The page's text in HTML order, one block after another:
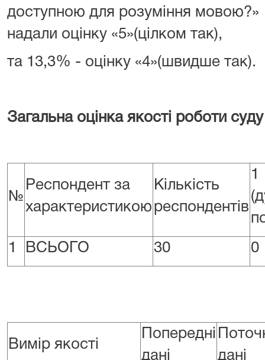
доступною для розуміння
надали оцінку «5»(цілком так),
та 13,3% - оцінку «4»(швидше так).
Загальна оцінка якості роботи
№
Респондент за
характеристикою
Кількість
респондентів
1
1 ВСЬОГО 30 0
Вимір якості
Попередні
дані
дані